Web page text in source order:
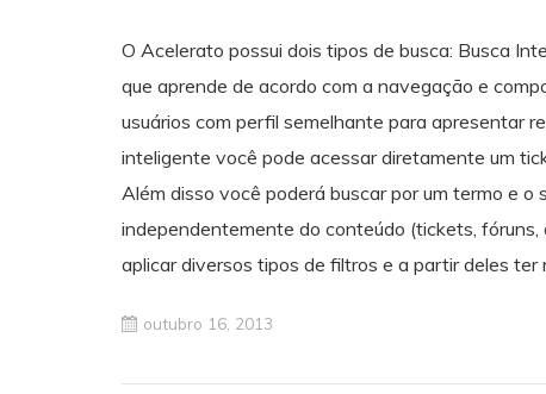
O Acelerato possui dois tipos de busca: Busca
que aprende de acordo com a navegação e
usuários com perfil semelhante para apresentar
inteligente você pode acessar diretamente um
Além disso você poderá buscar por um termo e
independentemente do conteúdo (tickets,
aplicar diversos tipos de filtros e a partir deles ter
outubro 16, 2013